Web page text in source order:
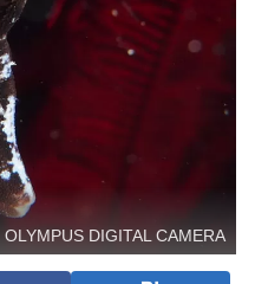
OLYMPUS DIGITAL CAMERA